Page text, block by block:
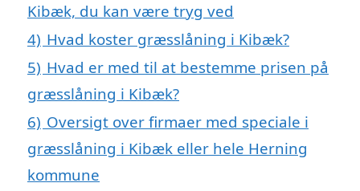
Kibæk, du kan være tryg ved
4) Hvad koster græsslåning i Kibæk?
5) Hvad er med til at bestemme prisen på
græsslåning i Kibæk?
6) Oversigt over firmaer med speciale i
græsslåning i Kibæk eller hele Herning
kommune